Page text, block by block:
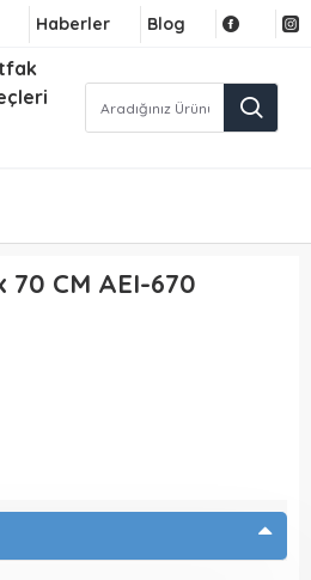
Haberler Blog
70 CM AEI-670